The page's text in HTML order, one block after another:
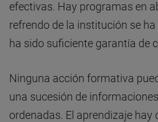
efectivas. Hay programas en
refrendo de la institución se
ha sido suficiente garantía de
Ninguna acción formativa
una sucesión de
ordenadas. El aprendizaje hay